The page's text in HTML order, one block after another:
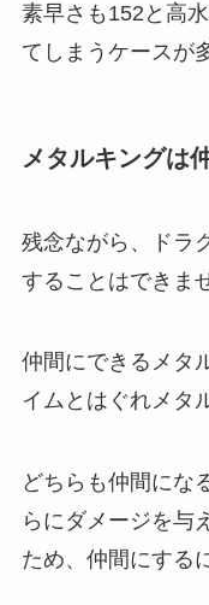
素早さも152と高
てしまうケースが
メタルキングは
残念ながら、ドラ
することはできま
仲間にできるメタ
イムとはぐれメタ
どちらも仲間にな
らにダメージを与
ため、仲間にする